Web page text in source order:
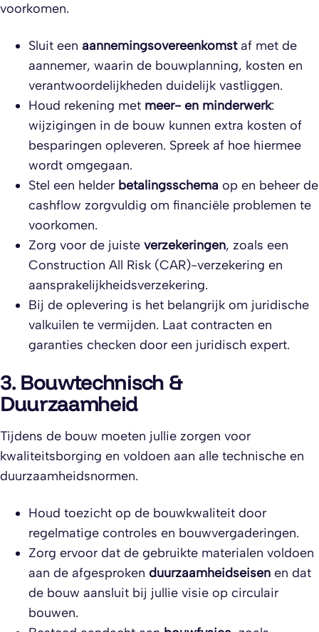
voorkomen.
Sluit een aannemingsovereenkomstaf met de
aannemer, waarin de bouwplanning, kosten en
verantwoordelijkheden duidelijk vastliggen.
Houd rekening met meer- en minderwerk:
wijzigingen in de bouw kunnen extra kosten of
besparingen opleveren. Spreek af hoe hiermee
wordt omgegaan.
Stel een helder betalingsschema op en beheer de
cashflow zorgvuldig om financiële problemen te
voorkomen.
Zorg voor de juiste verzekeringen, zoals een
Construction All Risk (CAR)-verzekering en
aansprakelijkheidsverzekering.
Bij de oplevering is het belangrijk om juridische
valkuilen te vermijden. Laat contracten en
garanties checken door een juridisch expert.
3. Bouwtechnisch &
Duurzaamheid
Tijdens de bouw moeten jullie zorgen voor
kwaliteitsborging en voldoen aan alle technische en
duurzaamheidsnormen.
Houd toezicht op de bouwkwaliteit door
regelmatige controles en bouwvergaderingen.
Zorg ervoor dat de gebruikte materialen voldoen
aan de afgesproken duurzaamheidseisen en dat
de bouw aansluit bij jullie visie op circulair
bouwen.